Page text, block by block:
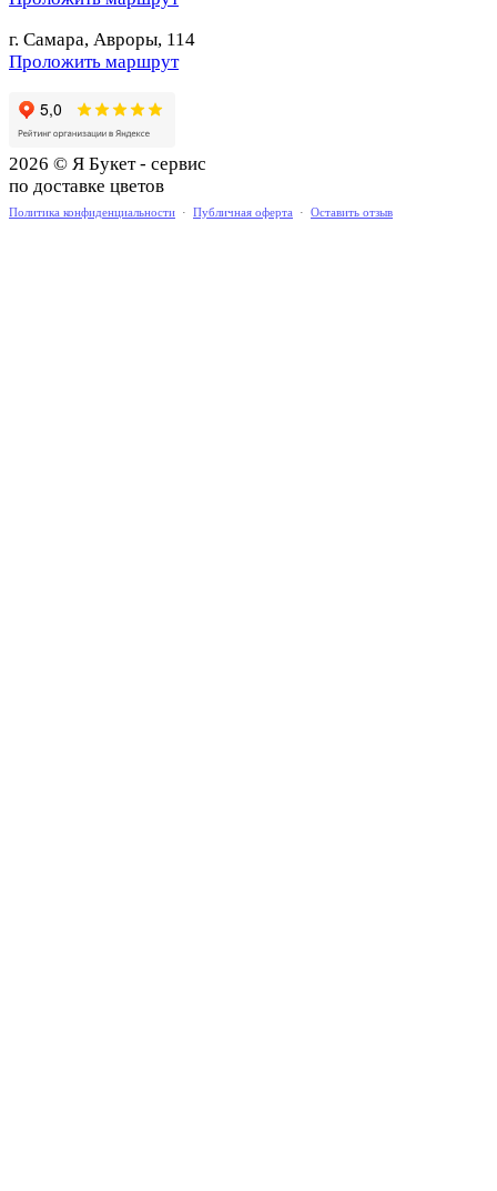
г. Самара, Авроры, 114
Проложить маршрут
2026 © Я Букет - сервис
по доставке цветов
Политика конфиденциальности · Публичная оферта · Оставить отзыв